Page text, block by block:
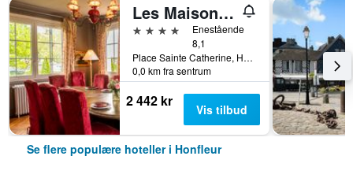
Les Maisons de Léa
4 stjerner
Enestående
8,1
Place Sainte Catherine, Honfleur, Normandie, Frankrike
0,0 km fra sentrum
2 442 kr Vis tilbud
Se flere populære hoteller i Honfleur